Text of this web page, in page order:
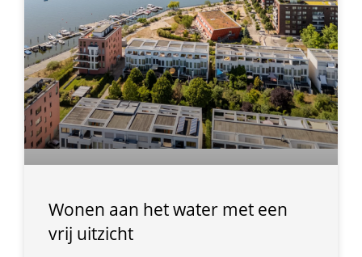
Wonen aan het water met een
vrij uitzicht